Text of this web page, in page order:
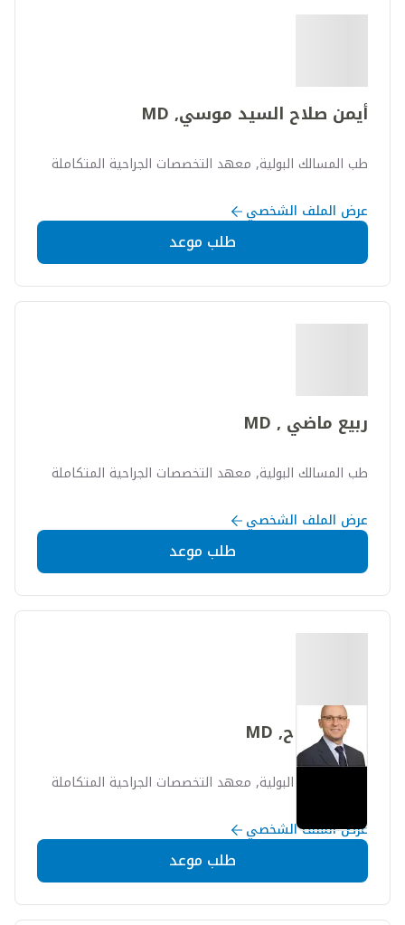
أيمن صلاح السيد موسي, MD
طب المسالك البولية, معهد التخصصات الجراحية المتكاملة
عرض الملف الشخصي
طلب موعد
ربيع ماضي , MD
طب المسالك البولية, معهد التخصصات الجراحية المتكاملة
عرض الملف الشخصي
طلب موعد
زكي الملاح, MD
طب المسالك البولية, معهد التخصصات الجراحية المتكاملة
عرض الملف الشخصي
طلب موعد